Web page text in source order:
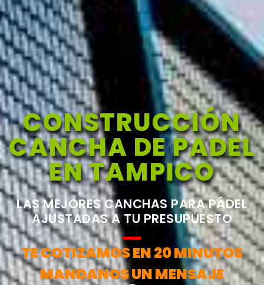
CONSTRUCCIÓN
CANCHA DE PADEL
EN TAMPICO
LAS MEJORES CANCHAS PARA PÁDEL
AJUSTADAS A TU PRESUPUESTO
TE COTIZAMOS EN 20 MINUTOS
MANDANOS UN MENSAJE